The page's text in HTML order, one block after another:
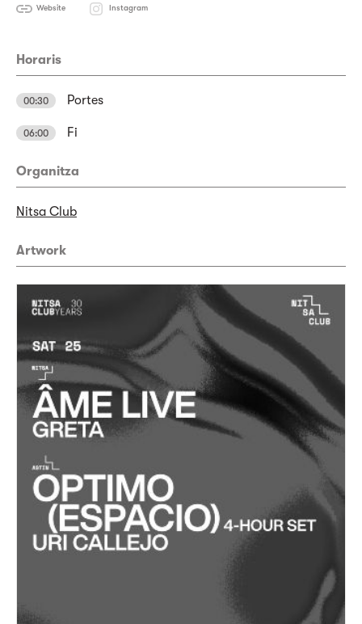
Website Instagram
Horaris
00:30 Portes
06:00 Fi
Organitza
Nitsa Club
Artwork